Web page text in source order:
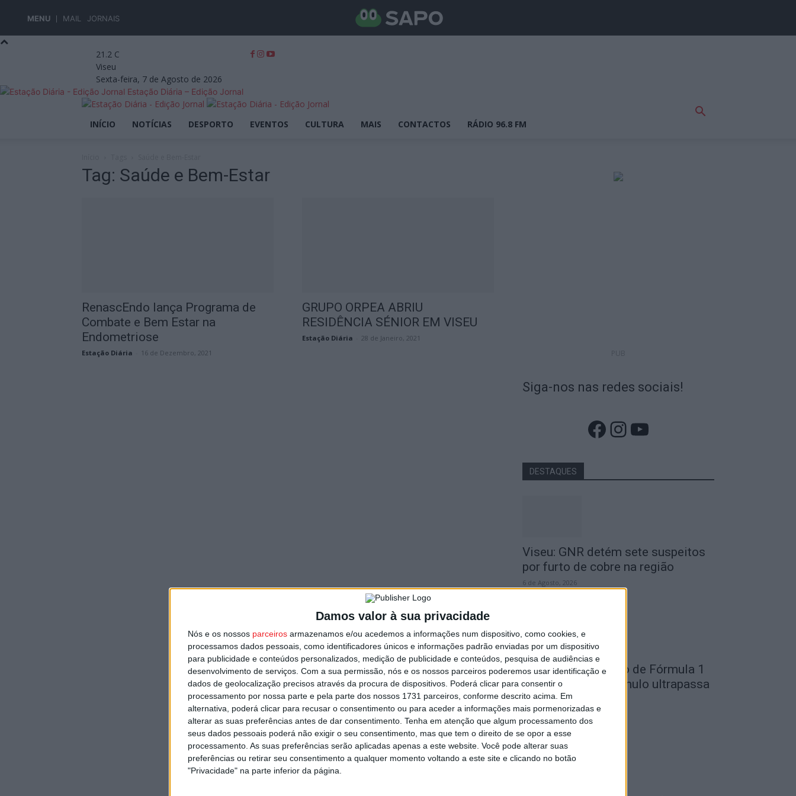
Damos valor à sua privacidade
Nós e os nossos parceiros armazenamos e/ou acedemos a informações num dispositivo, como cookies, e
processamos dados pessoais, como identificadores únicos e informações padrão enviadas por um dispositivo
para publicidade e conteúdos personalizados, medição de publicidade e conteúdos, pesquisa de audiências e
desenvolvimento de serviços. Com a sua permissão, nós e os nossos parceiros poderemos usar identificação e
dados de geolocalização precisos através da procura de dispositivos. Poderá clicar para consentir o
processamento por nossa parte e pela parte dos nossos 1731 parceiros, conforme descrito acima. Em
alternativa, poderá clicar para recusar o consentimento ou para aceder a informações mais pormenorizadas e
alterar as suas preferências antes de dar consentimento. Tenha em atenção que algum processamento dos
seus dados pessoais poderá não exigir o seu consentimento, mas que tem o direito de se opor a esse
processamento. As suas preferências serão aplicadas apenas a este website. Você pode alterar suas
preferências ou retirar seu consentimento a qualquer momento voltando a este site e clicando no botão
"Privacidade" na parte inferior da página.
MENU MAIL JORNAIS
21.2 C
Viseu
Sexta-feira, 7 de Agosto de 2026
Estação Diária – Edição Jornal
INÍCIO NOTÍCIAS DESPORTO EVENTOS CULTURA MAIS CONTACTOS RÁDIO 96.8 FM
Tag: Saúde e Bem-Estar
RenascEndo lança Programa de
Combate e Bem Estar na
Endometriose
Estação Diária 16 de Dezembro, 2021
GRUPO ORPEA ABRIU
RESIDÊNCIA SÉNIOR EM VISEU
Estação Diária 28 de Janeiro, 2021
Siga-nos nas redes sociais!
Facebook
Instagram
YouTube
DESTAQUES
Viseu: GNR detém sete suspeitos
por furto de cobre na região
6 de Agosto, 2026
Tondela: Exposição de Fórmula 1
no Museu do Caramulo ultrapassa
os...
6 de Agosto, 2026